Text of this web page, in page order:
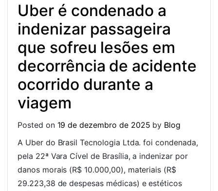
Uber é condenado a
indenizar passageira
que sofreu lesões em
decorrência de acidente
ocorrido durante a
viagem
Posted on 19 de dezembro de 2025 by Blog
A Uber do Brasil Tecnologia Ltda. foi condenada,
pela 22ª Vara Cível de Brasília, a indenizar por
danos morais (R$ 10.000,00), materiais (R$
29.223,38 de despesas médicas) e estéticos